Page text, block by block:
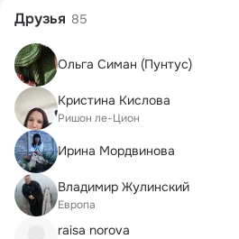
Друзья 85
Ольга Симан (Пунтус)
Кристина Кислова
Ришон ле-Цион
Ирина Мордвинова
Владимир Жулинский
Европа
raisa norova